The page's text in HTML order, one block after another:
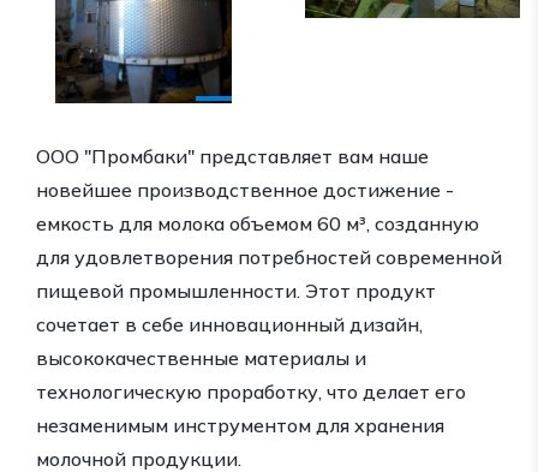
ООО "Промбаки" представляет вам наше
новейшее производственное достижение -
емкость для молока объемом 60 м³, созданную
для удовлетворения потребностей современной
пищевой промышленности. Этот продукт
сочетает в себе инновационный дизайн,
высококачественные материалы и
технологическую проработку, что делает его
незаменимым инструментом для хранения
молочной продукции.